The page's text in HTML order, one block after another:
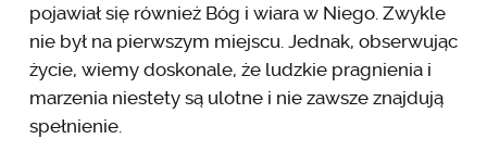
pojawiał się również Bóg i wiara w Niego. Zwykle
nie był na pierwszym miejscu. Jednak, obserwując
życie, wiemy doskonale, że ludzkie pragnienia i
marzenia niestety są ulotne i nie zawsze znajdują
spełnienie.